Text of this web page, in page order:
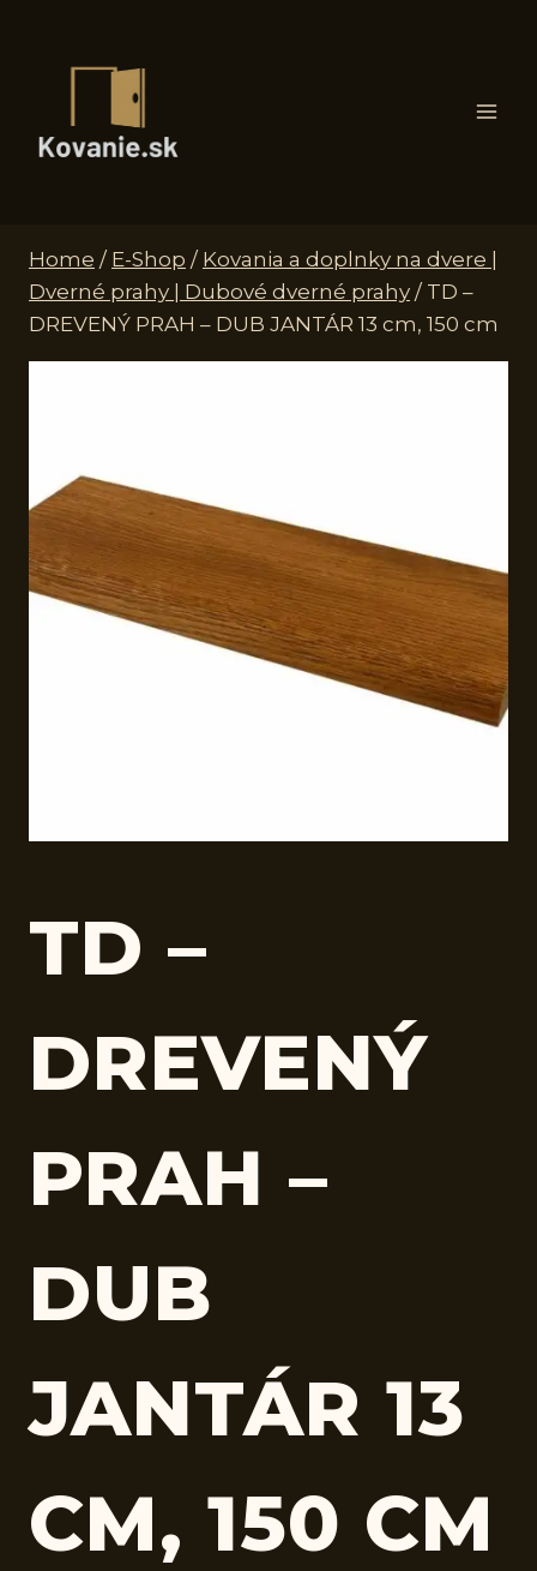
Home / E-Shop / Kovania a doplnky na dvere |
Dverné prahy | Dubové dverné prahy / TD –
DREVENÝ PRAH – DUB JANTÁR 13 cm, 150 cm
TD –
DREVENÝ
PRAH –
DUB
JANTÁR 13
CM, 150 CM